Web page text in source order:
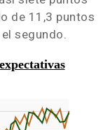
de 11,3 puntos
segundo.